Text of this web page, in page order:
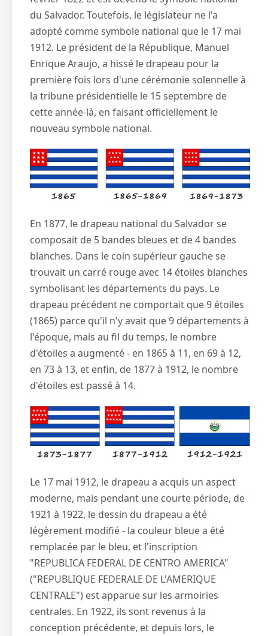
du Salvador. Toutefois, le législateur ne l'a
adopté comme symbole national que le 17 mai
1912. Le président de la République, Manuel
Enrique Araujo, a hissé le drapeau pour la
première fois lors d'une cérémonie solennelle à
la tribune présidentielle le 15 septembre de
cette année-là, en faisant officiellement le
nouveau symbole national.
En 1877, le drapeau national du Salvador se
composait de 5 bandes bleues et de 4 bandes
blanches. Dans le coin supérieur gauche se
trouvait un carré rouge avec 14 étoiles blanches
symbolisant les départements du pays. Le
drapeau précédent ne comportait que 9 étoiles
(1865) parce qu'il n'y avait que 9 départements à
l'époque, mais au fil du temps, le nombre
d'étoiles a augmenté - en 1865 à 11, en 69 à 12,
en 73 à 13, et enfin, de 1877 à 1912, le nombre
d'étoiles est passé à 14.
Le 17 mai 1912, le drapeau a acquis un aspect
moderne, mais pendant une courte période, de
1921 à 1922, le dessin du drapeau a été
légèrement modifié - la couleur bleue a été
remplacée par le bleu, et l'inscription
"REPUBLICA FEDERAL DE CENTRO AMERICA"
("REPUBLIQUE FEDERALE DE L'AMERIQUE
CENTRALE") est apparue sur les armoiries
centrales. En 1922, ils sont revenus à la
conception précédente, et depuis lors, le